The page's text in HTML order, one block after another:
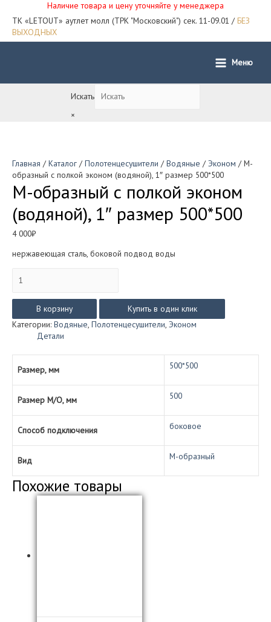
Наличие товара и цену уточняйте у менеджера
ТК «LETOUT» аутлет молл (ТРК "Московский") сек. 11-09.01 / БЕЗ
ВЫХОДНЫХ
Main
Меню
Искать
×
Главная / Каталог / Полотенцесушители / Водяные / Эконом / М-
образный с полкой эконом (водяной), 1″ размер 500*500
М-образный с полкой эконом
(водяной), 1″ размер 500*500
4 000₽
нержавеющая сталь, боковой подвод воды
товара
образный
с
полкой
эконом
(водяной),
размер
500*500
В корзину
Купить в один клик
Категории: Водяные, Полотенцесушители, Эконом
Детали
Размер, мм 500*500
Размер М/О, мм 500
Способ подключения боковое
Вид М-образный
Похожие товары